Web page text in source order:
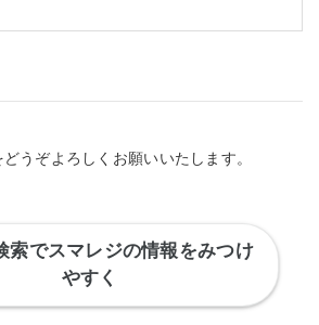
うぞよろしくお願いいたします。
索でスマレジの情報をみつけ
やすく